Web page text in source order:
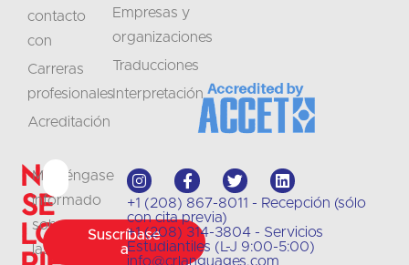
No
se
lo
Manténgase
informado
sobre
las
Suscríbase
a
+1 (208) 867-8011 - Recepción (sólo
con cita previa)
+1 (208) 314-3804 - Servicios
Estudiantiles (L-J 9:00-5:00)
info@crlanguages.com
contacto
con
Carreras
profesionales
Acreditación
Empresas y
organizaciones
Traducciones
Interpretación